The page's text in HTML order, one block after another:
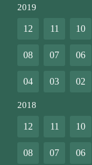
2019
12 11 10
08 07 06
04 03 02
2018
12 11 10
08 07 06